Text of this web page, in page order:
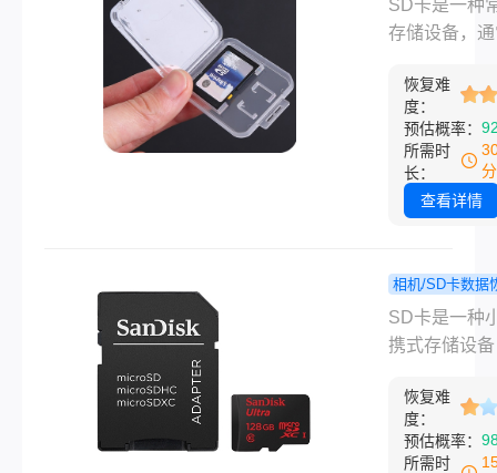
么恢复？方
​SD卡是一种
存储设备，
板电脑等设
有时候，我
为误操作或
等原因导致
式化，从而
么恢复呢？
介绍一些常
法和注意事
恢复难
度：
预估概率：
所需时
长：
查看详情
相机/SD卡数据
程 sd卡文
怎么找回？
SD卡是一种
携式存储设
设备中，如
相机、平板
等。它能够
恢复难
度：
预估概率：
所需时